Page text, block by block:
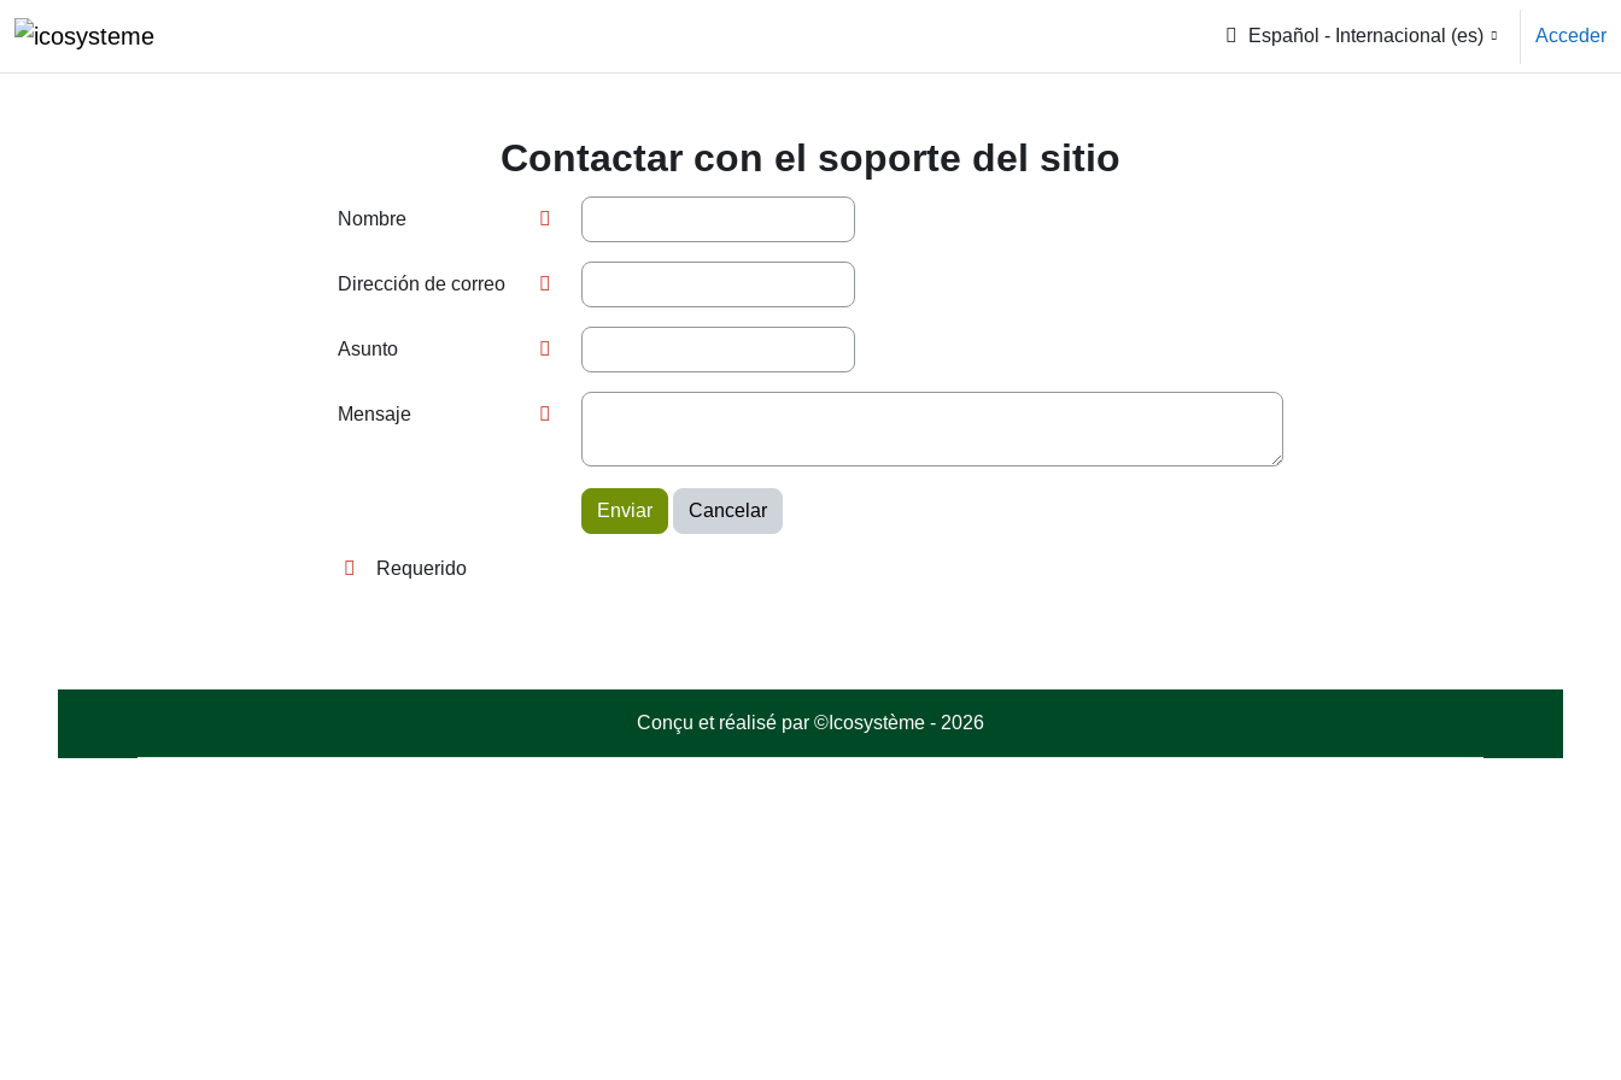
Español - Internacional ‎(es)‎
Acceder
Contactar con el soporte del sitio
Nombre
Dirección de correo
Asunto
Mensaje
Requerido
Conçu et réalisé par ©Icosystème - 2026